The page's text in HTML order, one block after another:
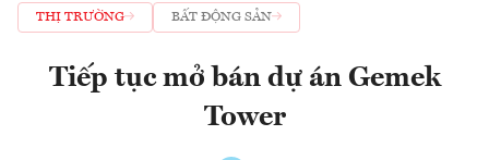
THỊ TRƯỜNG BẤT ĐỘNG SẢN
Tiếp tục mở bán dự án Gemek
Tower